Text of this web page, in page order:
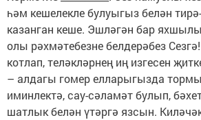
һәм кешелекле булуыгыз белән
казанган кеше. Эшләгән бар
олы рәхмәтебезне белдерәбез
котлап, теләкләрнең иң изгесен
– алдагы гомер елларыгызда
иминлектә, сау-сәламәт булып,
шатлык белән үтәргә язсын.